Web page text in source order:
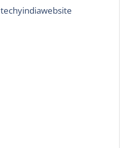
techyindiawebsite